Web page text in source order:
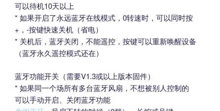
可以待机10天以上
* 如果开启了永远蓝牙在线模式，0转速时，可以同时按
+，-按键快速关机（省电）
* 关机后，蓝牙关闭，不能遥控，按键可以重新唤醒设备
（蓝牙永久遥控模式还在）
蓝牙功能开关（需要V1.3或以上版本固件）
* 如果同一个场所有多台蓝牙风扇，不想被别人控制的
可以手动开启、关闭蓝牙功能